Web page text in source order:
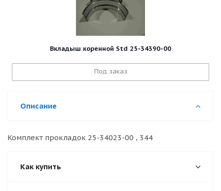
Вкладыш коренной Std 25-34390-00
Под заказ
Описание
Комплект прокладок 25-34023-00 , 344
Как купить